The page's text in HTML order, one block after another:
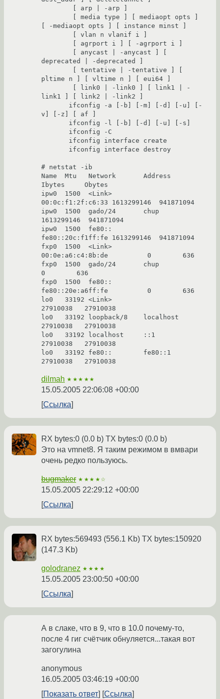
[ -mediaopt opts ] [ instance minst ]
deprecated | -deprecated ]
pltime n ] [ vltime n ] [ eui64 ]
link1 ] [ link2 | -link2 ]
v] [-z] [ af ]
# netstat -ib
Name  Mtu   Network       Address
Ibytes     Obytes
ipw0  1500  <Link>
00:0c:f1:2f:c6:33 1613299146  941871094
ipw0  1500  gado/24       chup
1613299146  941871094
ipw0  1500  fe80::
fe80::20c:f1ff:fe 1613299146  941871094
fxp0  1500  <Link>
00:0e:a6:c4:8b:de          0        636
fxp0  1500  gado/24       chup
0        636
fxp0  1500  fe80::
fe80::20e:a6ff:fe          0        636
lo0   33192 <Link>
27910038   27910038
lo0   33192 loopback/8    localhost
27910038   27910038
lo0   33192 localhost     ::1
27910038   27910038
lo0   33192 fe80::        fe80::1
27910038   27910038
dilmah ★★★★★
15.05.2005 22:06:08 +00:00
Ссылка
RX bytes:0 (0.0 b) TX bytes:0 (0.0 b)
Это на vmnet8. Я таким режимом в вмвари
очень редко пользуюсь.
bugmaker ★★★★☆
15.05.2005 22:29:12 +00:00
Ссылка
RX bytes:569493 (556.1 Kb) TX bytes:150920
(147.3 Kb)
golodranez ★★★★
15.05.2005 23:00:50 +00:00
Ссылка
А в слаке, что в 9, что в 10.0 почему-то,
после 4 гиг счётчик обнуляется...такая вот
загогулина
anonymous
16.05.2005 03:46:19 +00:00
Показать ответ
Ссылка